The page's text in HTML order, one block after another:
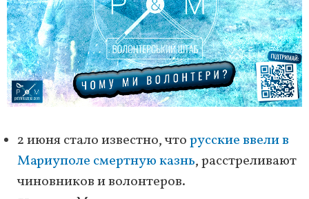
2 июня стало известно, чторусские ввели в
Мариуполе смертную казнь, расстреливают
чиновников и волонтеров.